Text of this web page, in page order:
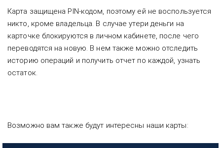
Карта защищена PIN-кодом, поэтому ей не воспользуется
никто, кроме владельца. В случае утери деньги на
карточке блокируются в личном кабинете, после чего
переводятся на новую. В нем также можно отследить
историю операций и получить отчет по каждой, узнать
остаток.
Возможно вам также будут интересны наши карты: